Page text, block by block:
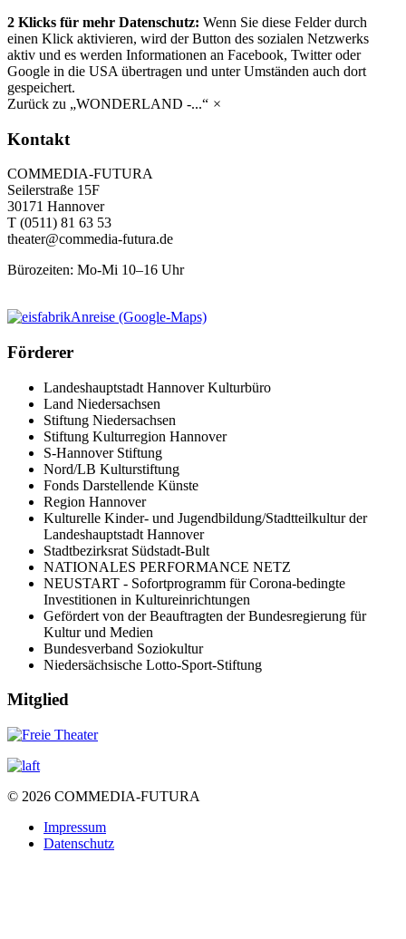
2 Klicks für mehr Datenschutz: Wenn Sie diese Felderdurch
einen Klick aktivieren, wird der Button des sozialen Netzwerks
aktiv und es werden Informationen an Facebook, Twitter oder
Google in die USA übertragen und unter Umständen auch dort
gespeichert.
Zurück zu „WONDERLAND -...“ ×
Kontakt
COMMEDIA-FUTURA
Seilerstraße 15F
30171 Hannover
T (0511) 81 63 53
theater@commedia-futura.de
Bürozeiten: Mo-Mi 10–16 Uhr
Anreise (Google-Maps)
Förderer
Landeshauptstadt Hannover Kulturbüro
Land Niedersachsen
Stiftung Niedersachsen
Stiftung Kulturregion Hannover
S-Hannover Stiftung
Nord/LB Kulturstiftung
Fonds Darstellende Künste
Region Hannover
Kulturelle Kinder- und Jugendbildung/Stadtteilkultur der
Landeshauptstadt Hannover
Stadtbezirksrat Südstadt-Bult
NATIONALES PERFORMANCE NETZ
NEUSTART - Sofortprogramm für Corona-bedingte
Investitionen in Kultureinrichtungen
Gefördert von der Beauftragten der Bundesregierung für
Kultur und Medien
Bundesverband Soziokultur
Niedersächsische Lotto-Sport-Stiftung
Mitglied
© 2026 COMMEDIA-FUTURA
Impressum
Datenschutz